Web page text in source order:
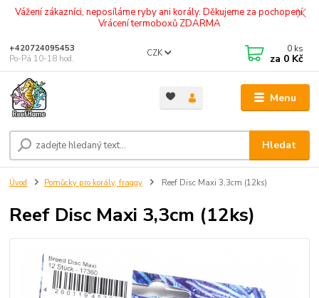
Vážení zákazníci, neposíláme ryby ani korály. Děkujeme za pochopení.
Vrácení termoboxů ZDARMA
Menu
CZK
Hledat
+420724095453
Po-Pá 10-18 hod.
0 ks
za 0 Kč
Úvod Pomůcky pro korály, fraggy Reef Disc Maxi 3,3cm (12ks)
Reef Disc Maxi 3,3cm (12ks)